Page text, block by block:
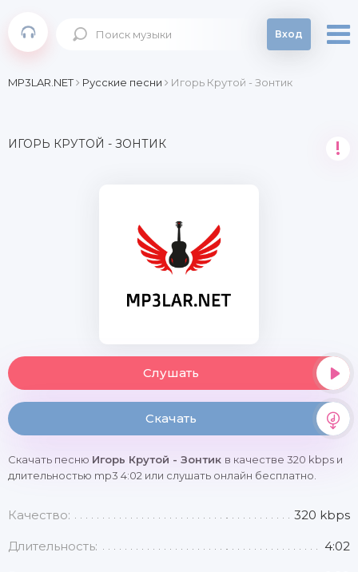
Вход
MP3LAR.NET Русские песни Игорь Крутой - Зонтик
ИГОРЬ КРУТОЙ - ЗОНТИК !
Слушать
Скачать
Скачать песню Игорь Крутой - Зонтик в качестве 320 kbps и
длительностью mp3 4:02 или слушать онлайн бесплатно.
Качество: 320 kbps
Длительность: 4:02